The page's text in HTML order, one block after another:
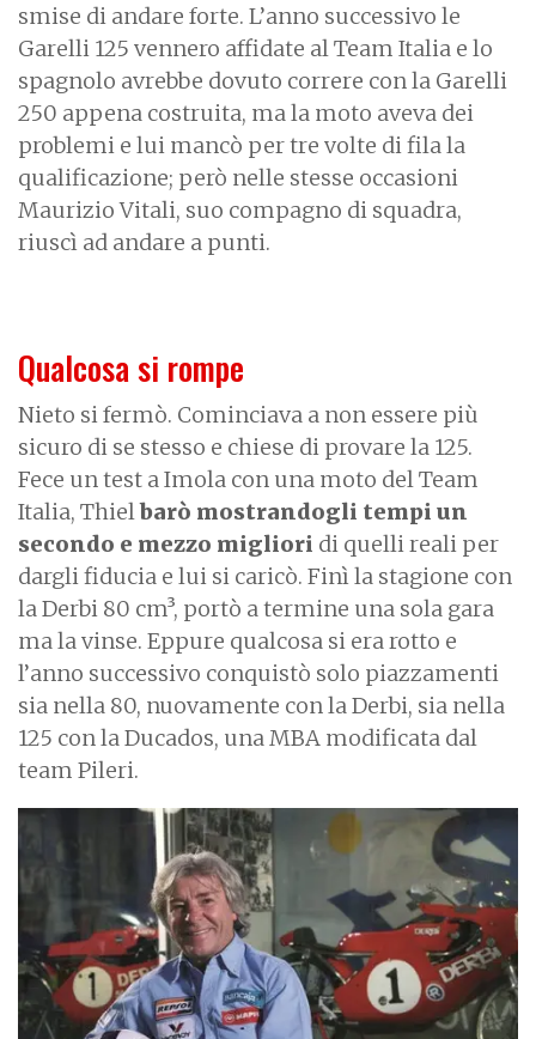
smise di andare forte. L’anno successivo le
Garelli 125 vennero affidate al Team Italia e lo
spagnolo avrebbe dovuto correre con la Garelli
250 appena costruita, ma la moto aveva dei
problemi e lui mancò per tre volte di fila la
qualificazione; però nelle stesse occasioni
Maurizio Vitali, suo compagno di squadra,
riuscì ad andare a punti.
Qualcosa si rompe
Nieto si fermò. Cominciava a non essere più
sicuro di se stesso e chiese di provare la 125.
Fece un test a Imola con una moto del Team
Italia, Thielbarò mostrandogli tempi un
secondo e mezzo migliori di quelli reali per
dargli fiducia e lui si caricò. Finì la stagione con
la Derbi 80 cm³, portò a termine una sola gara
ma la vinse. Eppure qualcosa si era rotto e
l’anno successivo conquistò solo piazzamenti
sia nella 80, nuovamente con la Derbi, sia nella
125 con la Ducados, una MBA modificata dal
team Pileri.